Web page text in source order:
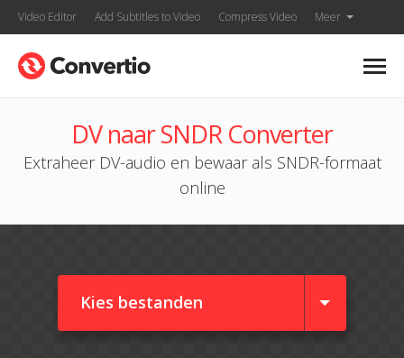
Video Editor Add Subtitles to Video Compress Video Meer
DV naar SNDR Converter
Extraheer DV-audio en bewaar als SNDR-formaat
online
Kies bestanden